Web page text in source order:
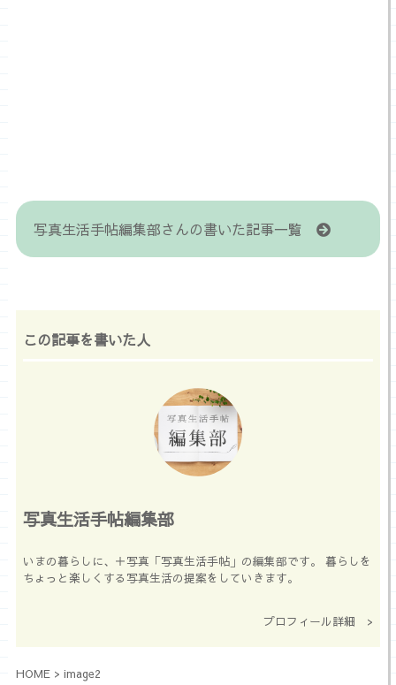
写真生活手帖編集部さんの書いた記事一覧
この記事を書いた人
写真生活手帖編集部
いまの暮らしに、＋写真「写真生活手帖」の編集部です。 暮らしを
ちょっと楽しくする写真生活の提案をしていきます。
プロフィール詳細 >
HOME> image2